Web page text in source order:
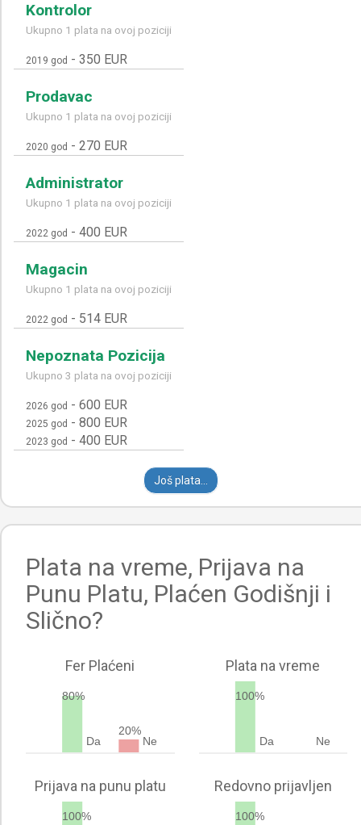
Kontrolor
Ukupno 1 plata na ovoj poziciji
2019 god - 350 EUR
Prodavac
Ukupno 1 plata na ovoj poziciji
2020 god - 270 EUR
Administrator
Ukupno 1 plata na ovoj poziciji
2022 god - 400 EUR
Magacin
Ukupno 1 plata na ovoj poziciji
2022 god - 514 EUR
Nepoznata Pozicija
Ukupno 3 plata na ovoj poziciji
2026 god - 600 EUR
2025 god - 800 EUR
2023 god - 400 EUR
Još plata...
Plata na vreme, Prijava na
Punu Platu, Plaćen Godišnji i
Slično?
Fer Plaćeni
80%
Da
20%
Ne
Plata na vreme
100%
Da Ne
Prijava na punu platu
100%
Redovno prijavljen
100%